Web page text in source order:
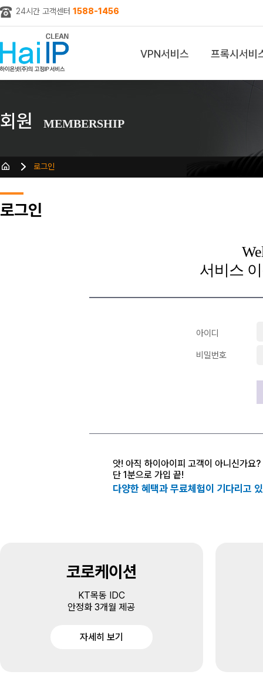
24시간 고객센터 1588-1456
VPN서비스 프록시서비
회원 MEMBERSHIP
로그인
로그인
서비스
아이디
비밀번호
앗! 아직 하이아이피 고객이 아니신가요?
단 1분으로 가입 끝!
다양한 혜택과 무료체험이 기다리고
코로케이션
KT목동 IDC
안정화 3개월 제공
자세히 보기